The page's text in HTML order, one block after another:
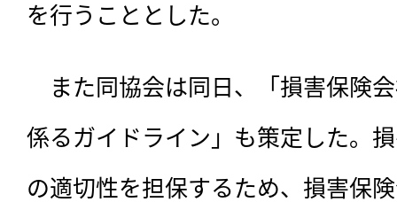
を行うこととした。
また同協会は同日、「損害保険
係るガイドライン」も策定した。
の適切性を担保するため、損害保